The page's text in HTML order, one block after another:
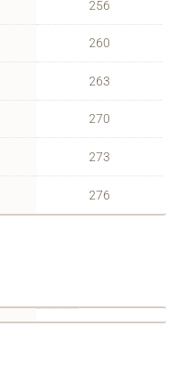
256
260
263
270
273
276
délka